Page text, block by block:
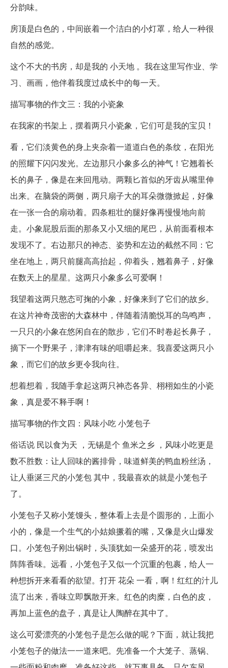
分韵味。
房顶是白色的，中间嵌着一个洁白的小灯罩，给人一种很
自然的感觉。
这个不大的书房，却是我的 小天地 。我在这里写作业、学
习、画画，他伴着我度过成长中的每一天。
描写事物的作文三：我的小瓷象
在我家的书架上，摆着两只小瓷象，它们可是我的宝贝！
看，它们淡黄色的身上夹杂着一道道白色的条纹，在阳光
的照耀下闪闪发光。左边那只小象多么的神气！它翘着长
长的鼻子，像是在来回甩动。两颗匕首似的牙齿从嘴里伸
出来。在脑袋的两侧，两只扇子大的耳朵微微掀起，好像
在一张一合的扇动着。四条粗壮的腿好像再慢慢地向前
走。小象屁股后面的那条又小又细的尾巴，从前面看根本
发现不了。右边那只的神态、姿势和左边的截然不同：它
坐在地上，两只前腿高高抬起，仰着头，翘着鼻子，好像
在数天上的星星。这两只小象多么可爱啊！
我望着这两只憨态可掬的小象，好像来到了它们的故乡。
在这片神奇茂密的大森林中，伴随着清脆悦耳的鸟鸣声，
一只只的小象在悠闲自在的散步，它们不时卷起长鼻子，
摘下一个野果子，津津有味的咀嚼起来。我喜爱这两只小
象，而它们的故乡更令我向往。
想着想着，我随手拿起这两只神态各异、栩栩如生的小瓷
象，真是爱不释手啊！
描写事物的作文四：风味小吃 小笼包子
俗话说 民以食为天 ，无锡是个 鱼米之乡 ，风味小吃更是
数不胜数：让人回味的酱排骨，味道鲜美的鸭血粉丝汤，
让人垂涎三尺的小笼包 其中，我最喜欢的就是小笼包子
了。
小笼包子又称小笼馒头，整体看上去是个圆形的，上面小
小的，像是一个生气的小姑娘撅着的嘴，又像是火山爆发
口。小笼包子刚出锅时，头顶犹如一朵盛开的花，喷发出
阵阵香味。远看，小笼包子又似一个沉重的包裹，给人一
种想拆开来看看的欲望。打开 花朵 一看，啊！红红的汁儿
流了出来，香味立即飘散开来。红色的肉糜，白色的皮，
再加上蓝色的盘子，真是让人陶醉在其中了。
这么可爱漂亮的小笼包子是怎么做的呢？下面，就让我把
小笼包子的做法一一道来吧。先准备一个大笼子、蒸锅、